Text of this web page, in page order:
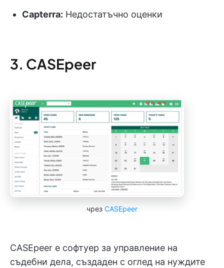
Capterra: Недостатъчно оценки
3. CASEpeer
чрез CASEpeer
CASEpeer е софтуер за управление на
съдебни дела, създаден с оглед на нуждите